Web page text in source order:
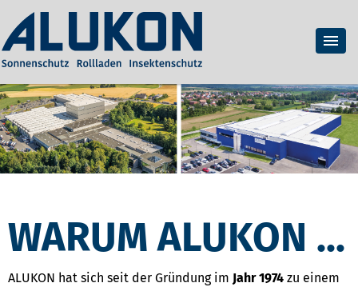
WARUM ALUKON ...
ALUKON hat sich seit der Gründung im Jahr 1974 zu einem